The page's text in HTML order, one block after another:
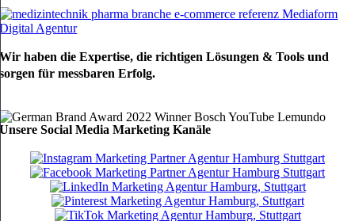
Wir haben die Expertise, die richtigen Lösungen & Tools und
sorgen für messbaren Erfolg.
Unsere Social Media Marketing Kanäle